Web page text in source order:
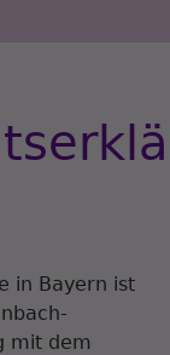
in Bayern ist
mit dem